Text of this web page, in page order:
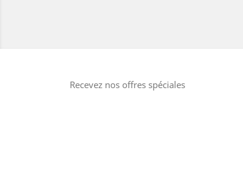
Recevez nos offres spéciales